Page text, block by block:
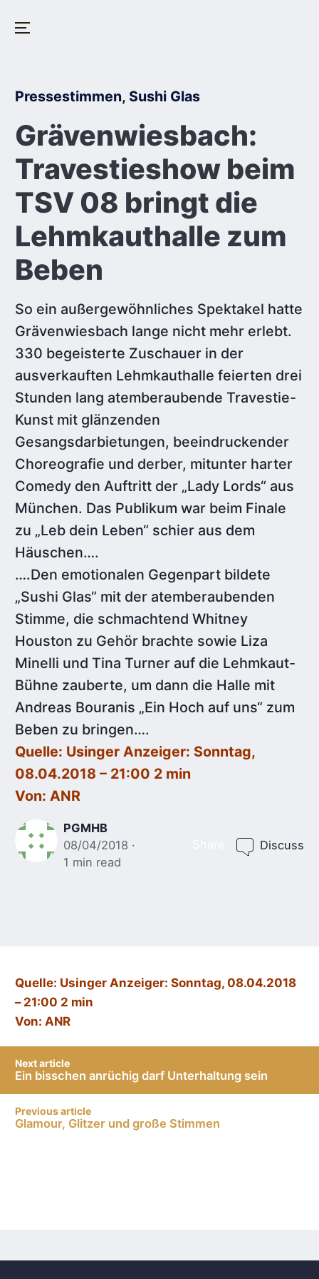
content
Menu
Posted
Pressestimmen, Sushi Glas
Grävenwiesbach:
Travestieshow beim
TSV 08 bringt die
Lehmkauthalle zum
Beben
So ein außergewöhnliches Spektakel hatte
Grävenwiesbach lange nicht mehr erlebt.
330 begeisterte Zuschauer in der
ausverkauften Lehmkauthalle feierten drei
Stunden lang atemberaubende Travestie-
Kunst mit glänzenden
Gesangsdarbietungen, beeindruckender
Choreografie und derber, mitunter harter
Comedy den Auftritt der „Lady Lords“ aus
München. Das Publikum war beim Finale
zu „Leb dein Leben“ schier aus dem
Häuschen….
….Den emotionalen Gegenpart bildete
„Sushi Glas“ mit der atemberaubenden
Stimme, die schmachtend Whitney
Houston zu Gehör brachte sowie Liza
Minelli und Tina Turner auf die Lehmkaut-
Bühne zauberte, um dann die Halle mit
Andreas Bouranis „Ein Hoch auf uns“ zum
Beben zu bringen….
Quelle: Usinger Anzeiger: Sonntag,
08.04.2018 – 21:00 2 min
Von: ANR
PGMHB
08/04/2018
1 min read
Discuss
Quelle: Usinger Anzeiger: Sonntag, 08.04.2018
– 21:00 2 min
Von: ANR
Post
navigation
Previous article
Glamour, Glitzer und große Stimmen
Next article
Ein bisschen anrüchig darf Unterhaltung sein